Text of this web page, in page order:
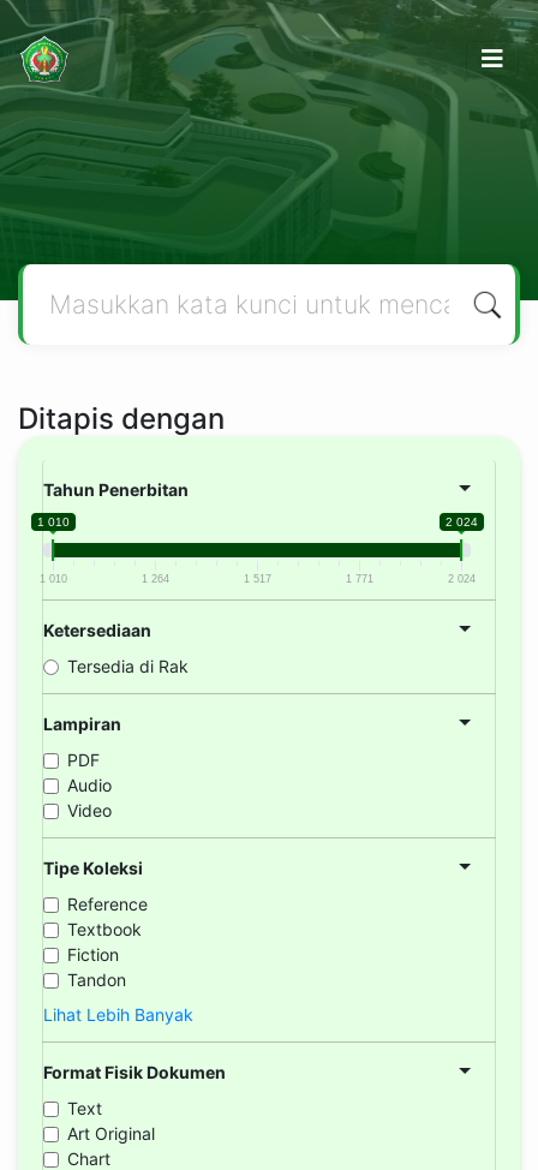
Ditapis dengan
Tahun Penerbitan
1 010 2 024
1 010 1 264 1 517 1 771 2 024
Ketersediaan
Tersedia di Rak
Lampiran
PDF
Audio
Video
Tipe Koleksi
Reference
Textbook
Fiction
Tandon
Lihat Lebih Banyak
Format Fisik Dokumen
Text
Art Original
Chart